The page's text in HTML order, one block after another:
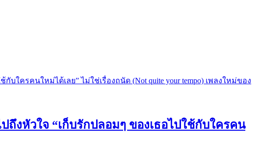
ถึงหัวใจ “เก็บรักปลอมๆ ของเธอไปใช้กับใครคน